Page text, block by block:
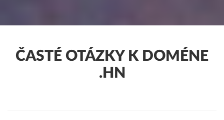
ČASTÉ OTÁZKY K DOMÉNE
.HN